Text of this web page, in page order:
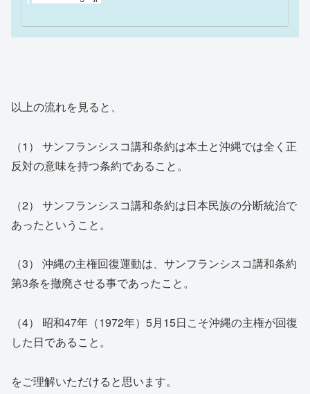
以上の流れを見ると、
（1） サンフランシスコ講和条約は本土と沖縄では全く正
反対の意味を持つ条約であること。
（2） サンフランシスコ講和条約は日本民族の分断統治で
あったということ。
（3） 沖縄の主権回復運動は、サンフランシスコ講和条約
第3条を撤廃させる事であったこと。
（4） 昭和47年（1972年）5月15日こそ沖縄の主権が回復
した日であること。
をご理解いただけると思います。